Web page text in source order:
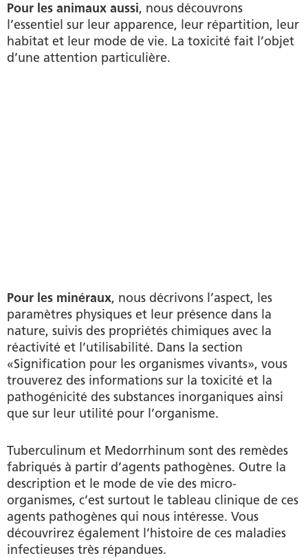
Pour les animaux aussi, nous découvrons
l’essentiel sur leur apparence, leur répartition, leur
habitat et leur mode de vie. La toxicité fait l’objet
d’une attention particulière.
Pour les minéraux, nous décrivons l’aspect, les
paramètres physiques et leur présence dans la
nature, suivis des propriétés chimiques avec la
réactivité et l’utilisabilité. Dans la section
«Signification pour les organismes vivants», vous
trouverez des informations sur la toxicité et la
pathogénicité des substances inorganiques ainsi
que sur leur utilité pour l’organisme.
Tuberculinum et Medorrhinum sont des remèdes
fabriqués à partir d’agents pathogènes. Outre la
description et le mode de vie des micro-
organismes, c’est surtout le tableau clinique de ces
agents pathogènes qui nous intéresse. Vous
découvrirez également l’histoire de ces maladies
infectieuses très répandues.